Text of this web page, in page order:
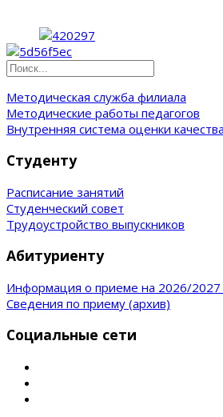
Методическая служба филиала
Методические работы педагогов
Внутренняя система оценки
Студенту
Расписание занятий
Студенческий совет
Трудоустройство выпускников
Абитуриенту
Информация о приеме на 2026/2027
Сведения по приему (архив)
Социальные сети